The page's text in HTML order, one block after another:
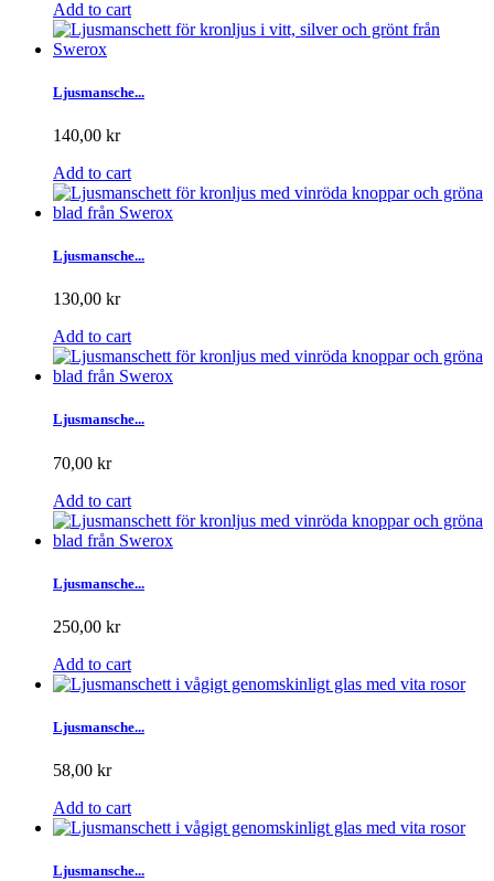
Add to cart
Ljusmansche...
140,00 kr
Add to cart
Ljusmansche...
130,00 kr
Add to cart
Ljusmansche...
70,00 kr
Add to cart
Ljusmansche...
250,00 kr
Add to cart
Ljusmansche...
58,00 kr
Add to cart
Ljusmansche...